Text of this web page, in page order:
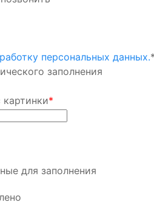
персональных данных.*
заполнения
*
для заполнения